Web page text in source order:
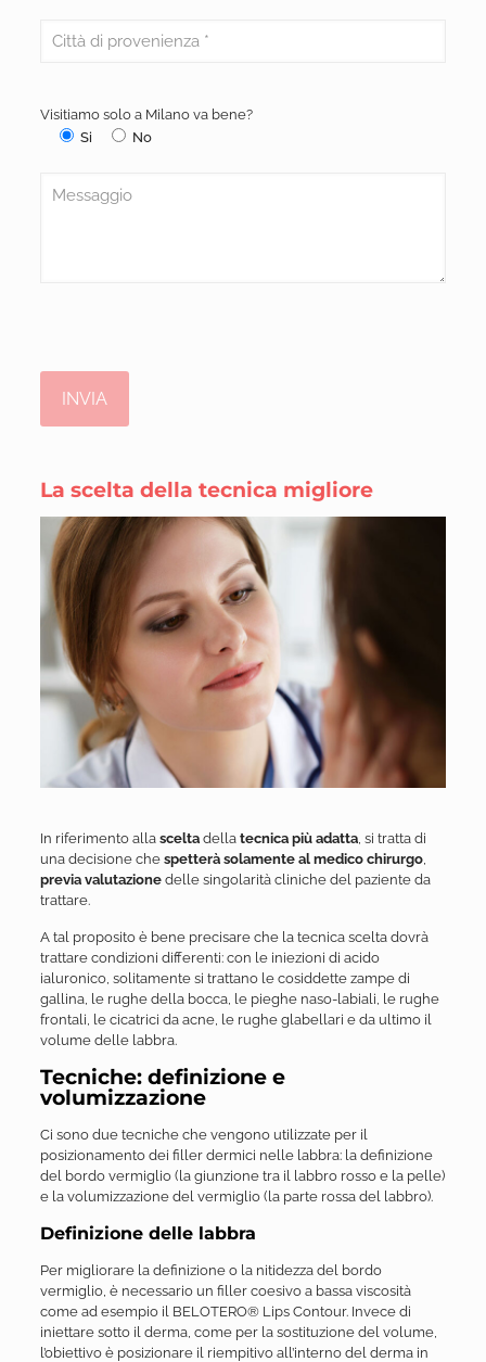
Visitiamo solo a Milano va bene?
Si
No
La scelta della tecnica migliore
In riferimento alla sceltadella tecnica più adatta, si tratta di
una decisione che spetterà solamente al medico chirurgo,
previa valutazionedelle singolarità cliniche del paziente da
trattare.
A tal proposito è bene precisare che la tecnica scelta dovrà
trattare condizioni differenti: con le iniezioni di acido
ialuronico, solitamente si trattano le cosiddette zampe di
gallina, le rughe della bocca, le pieghe naso-labiali, le rughe
frontali, le cicatrici da acne, le rughe glabellari e da ultimo il
volume delle labbra.
Tecniche: definizione e
volumizzazione
Ci sono due tecniche che vengono utilizzate per il
posizionamento dei filler dermici nelle labbra: la definizione
del bordo vermiglio (la giunzione tra il labbro rosso e la pelle)
e la volumizzazione del vermiglio (la parte rossa del labbro).
Definizione delle labbra
Per migliorare la definizione o la nitidezza del bordo
vermiglio, è necessario un filler coesivo a bassa viscosità
come ad esempio il BELOTERO® Lips Contour. Invece di
iniettare sotto il derma, come per la sostituzione del volume,
l’obiettivo è posizionare il riempitivo all’interno del derma in